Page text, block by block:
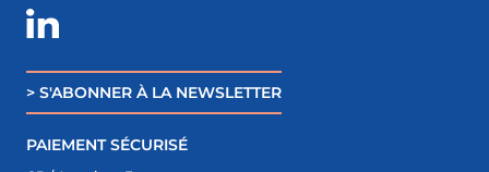
> S'ABONNER À LA NEWSLETTER
PAIEMENT SÉCURISÉ